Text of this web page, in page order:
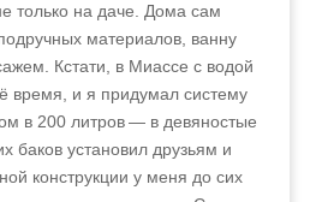
только на даче. Дома сам
материалов, ванну
Кстати, в Миассе с водой
время, и я придумал систему
в 200 литров — в девяностые
баков установил друзьям и
конструкции у меня до сих